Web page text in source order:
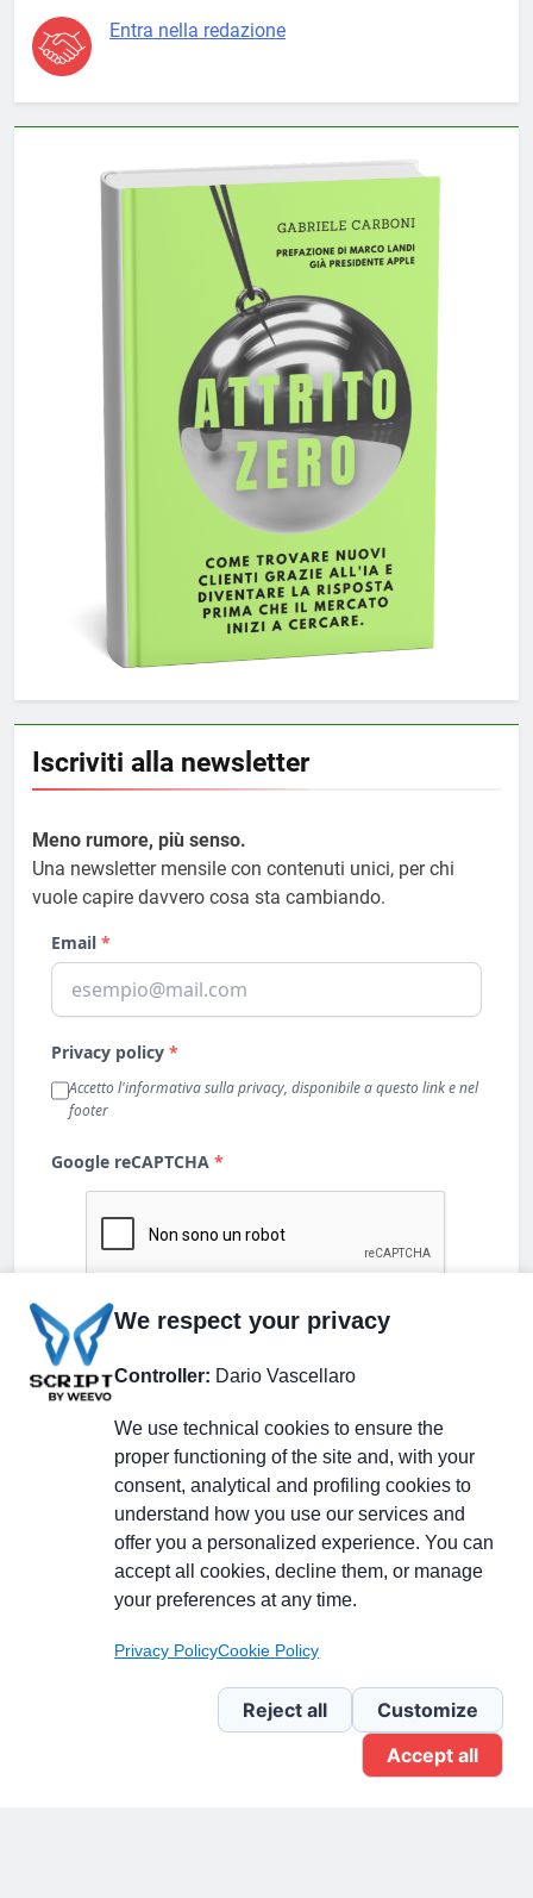
Entra nella redazione
Iscriviti alla newsletter
Meno rumore, più senso.
Una newsletter mensile con contenuti unici, per chi
vuole capire davvero cosa sta cambiando.
Partecipa alla discussione
Pagina Linkedin
Newsletter Linkedin
We respect your privacy
Controller: Dario Vascellaro
We use technical cookies to ensure the
proper functioning of the site and, with your
consent, analytical and profiling cookies to
understand how you use our services and
offer you a personalized experience. You can
accept all cookies, decline them, or manage
your preferences at any time.
Privacy PolicyCookie Policy
Reject all
Customize
Accept all